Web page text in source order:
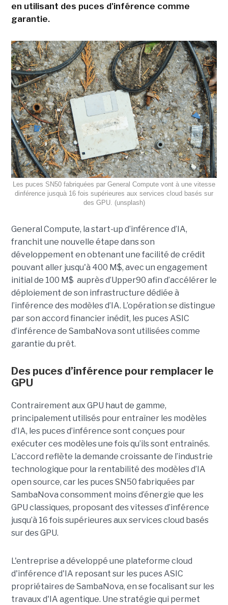
en utilisant des puces d'inférence comme
garantie.
Les puces SN50 fabriquées par General Compute vont à une vitesse
dinférence jusquà 16 fois supérieures aux services cloud basés sur
des GPU. (unsplash)
General Compute, la start-up d’inférence d’IA,
franchit une nouvelle étape dans son
développement en obtenant une facilité de crédit
pouvant aller jusqu'à 400 M$, avec un engagement
initial de 100 M$ auprès d’Upper90 afin d’accélérer le
déploiement de son infrastructure dédiée à
l’inférence des modèles d’IA. L’opération se distingue
par son accord financier inédit, les puces ASIC
d’inférence de SambaNova sont utilisées comme
garantie du prêt.
Des puces d’inférence pour remplacer le
GPU
Contrairement aux GPU haut de gamme,
principalement utilisés pour entraîner les modèles
d’IA, les puces d’inférence sont conçues pour
exécuter ces modèles une fois qu’ils sont entraînés.
L’accord reflète la demande croissante de l’industrie
technologique pour la rentabilité des modèles d’IA
open source, car les puces SN50 fabriquées par
SambaNova consomment moins d’énergie que les
GPU classiques, proposant des vitesses d’inférence
jusqu’à 16 fois supérieures aux services cloud basés
sur des GPU.
L'entreprise a développé une plateforme cloud
d'inférence d'IA reposant sur les puces ASIC
propriétaires de SambaNova, en se focalisant sur les
travaux d'IA agentique. Une stratégie qui permet